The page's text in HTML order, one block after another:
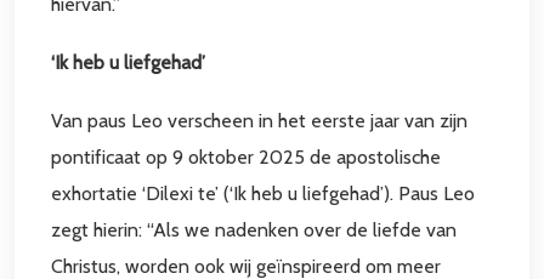
‘Ik heb u liefgehad’
Van paus Leo verscheen in het eerste jaar van zijn
pontificaat op 9 oktober 2025 de apostolische
exhortatie ‘Dilexi te’ (‘Ik heb u liefgehad’). Paus Leo
zegt hierin: “Als we nadenken over de liefde van
Christus, worden ook wij geïnspireerd om meer